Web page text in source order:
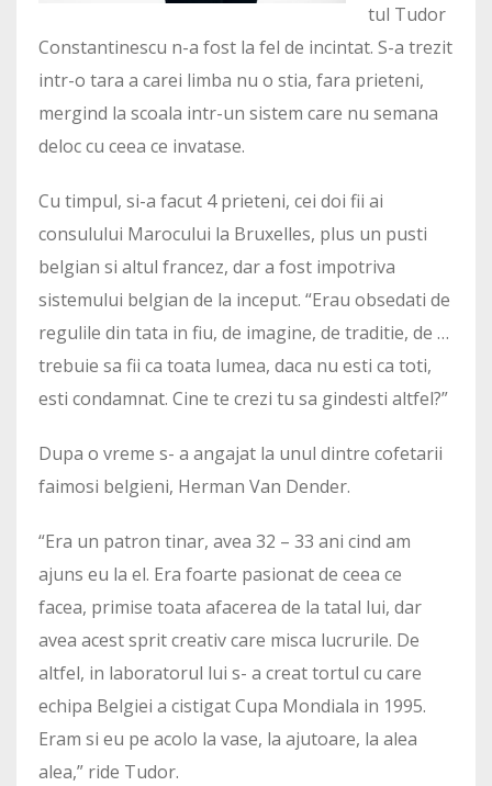
tul Tudor
Constantinescu n-a fost la fel de incintat. S-a trezit
intr-o tara a carei limba nu o stia, fara prieteni,
mergind la scoala intr-un sistem care nu semana
deloc cu ceea ce invatase.
Cu timpul, si-a facut 4 prieteni, cei doi fii ai
consulului Marocului la Bruxelles, plus un pusti
belgian si altul francez, dar a fost impotriva
sistemului belgian de la inceput. “Erau obsedati de
regulile din tata in fiu, de imagine, de traditie, de …
trebuie sa fii ca toata lumea, daca nu esti ca toti,
esti condamnat. Cine te crezi tu sa gindesti altfel?”
Dupa o vreme s- a angajat la unul dintre cofetarii
faimosi belgieni, Herman Van Dender.
“Era un patron tinar, avea 32 – 33 ani cind am
ajuns eu la el. Era foarte pasionat de ceea ce
facea, primise toata afacerea de la tatal lui, dar
avea acest sprit creativ care misca lucrurile. De
altfel, in laboratorul lui s- a creat tortul cu care
echipa Belgiei a cistigat Cupa Mondiala in 1995.
Eram si eu pe acolo la vase, la ajutoare, la alea
alea,” ride Tudor.